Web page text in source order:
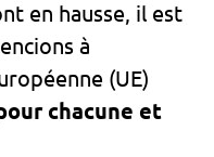
en hausse, il est
à
(UE)
chacune et